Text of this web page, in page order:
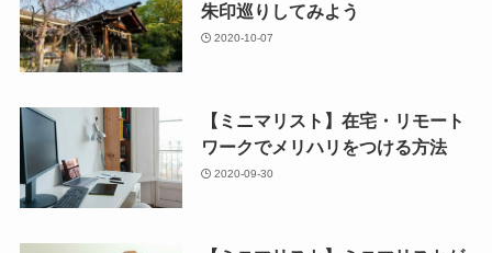
朱印巡りしてみよう
2020-10-07
【ミニマリスト】在宅・リモート
ワークでメリハリをつける方法
2020-09-30